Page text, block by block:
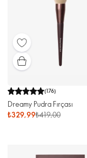
(176)
Dreamy Pudra Fırçası
₺329,99₺419,00